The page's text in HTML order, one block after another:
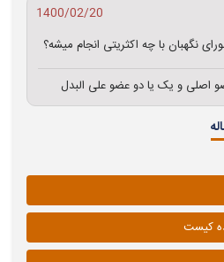
1400/02/20
نگهبان با چه اکثریتی انجام میشه؟
کیست